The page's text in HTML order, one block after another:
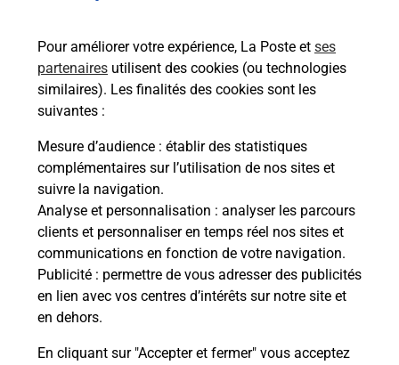
Pour améliorer votre expérience, La Poste et ses
partenaires utilisent des cookies (ou technologies
similaires). Les finalités des cookies sont les
suivantes :
Mesure d’audience : établir des statistiques
complémentaires sur l’utilisation de nos sites et
suivre la navigation.
Analyse et personnalisation : analyser les parcours
clients et personnaliser en temps réel nos sites et
communications en fonction de votre navigation.
Publicité : permettre de vous adresser des publicités
en lien avec vos centres d’intérêts sur notre site et
en dehors.
En cliquant sur "Accepter et fermer" vous acceptez
Acheter un iPhone neuf ou reconditionné
Vous recherchez un smartphone pas cher proche
de chez vous ? Découvrez notre offre de
téléphones iPhone Apple dans vos bureaux de
Poste à GENILAC (42800) !
En savoir plus